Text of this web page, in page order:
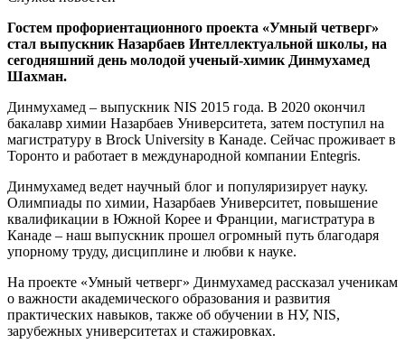
Гостем профориентационного проекта «Умный четверг»
стал выпускник Назарбаев Интеллектуальной школы, на
сегодняшний день молодой ученый-химик Динмухамед
Шахман.
Динмухамед – выпускник NIS 2015 года. В 2020 окончил
бакалавр химии Назарбаев Университета, затем поступил на
магистратуру в Brock University в Канаде. Сейчас проживает в
Торонто и работает в международной компании Entegris.
Динмухамед ведет научный блог и популяризирует науку.
Олимпиады по химии, Назарбаев Университет, повышение
квалификации в Южной Корее и Франции, магистратура в
Канаде – наш выпускник прошел огромный путь благодаря
упорному труду, дисциплине и любви к науке.
На проекте «Умный четверг» Динмухамед рассказал ученикам
о важности академического образования и развития
практических навыков, также об обучении в НУ, NIS,
зарубежных университетах и стажировках.